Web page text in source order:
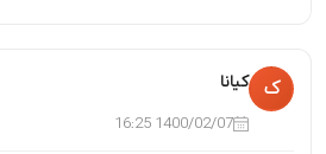
ک کیانا
1400/02/07 16:25